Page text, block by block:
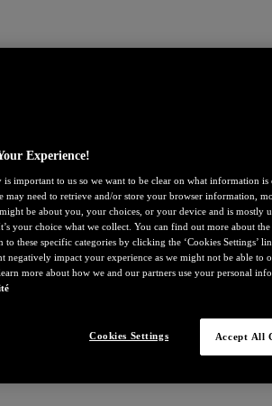
Experience!
important to us so we want to be clear on what information
may need to retrieve and/or store your browser information,
be about you, your choices, or your device and is mostly
your choice what we collect. You can find out more about
to these specific categories by clicking the ‘Cookies Settings’
negatively impact your experience as we might not be able to
more about how we and our partners use your personal
Cookies Settings Accept All